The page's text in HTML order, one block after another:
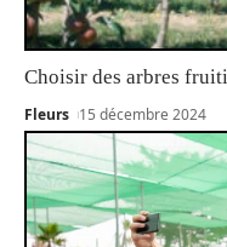
Choisir des arbres
Fleurs 15 décembre 2024